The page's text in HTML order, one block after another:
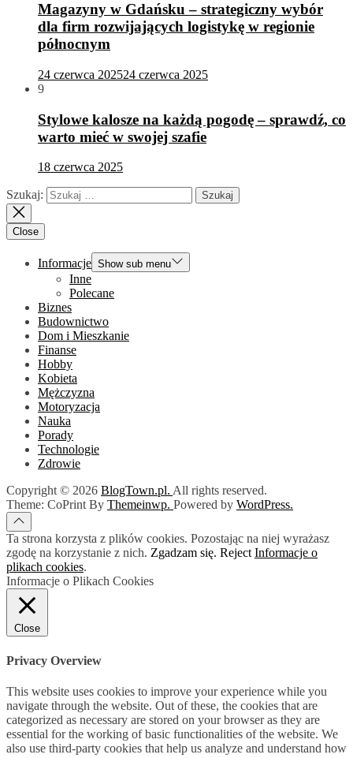
Magazyny w Gdańsku – strategiczny wybór
dla firm rozwijających logistykę w regionie
północnym
24 czerwca 202524 czerwca 2025
9
Stylowe kalosze na każdą pogodę – sprawdź, co
warto mieć w swojej szafie
18 czerwca 2025
Szukaj:
Close
Informacje Show sub menu
Inne
Polecane
Biznes
Budownictwo
Dom i Mieszkanie
Finanse
Hobby
Kobieta
Mężczyzna
Motoryzacja
Nauka
Porady
Technologie
Zdrowie
Copyright © 2026 BlogTown.pl. All rights reserved.
Theme: CoPrint By Themeinwp. Powered by WordPress.
Ta strona korzysta z plików cookies. Pozostając na niej wyrażasz
zgodę na korzystanie z nich. Zgadzam się. Reject Informacje o
plikach cookies.
Informacje o Plikach Cookies
Close
Privacy Overview
This website uses cookies to improve your experience while you
navigate through the website. Out of these, the cookies that are
categorized as necessary are stored on your browser as they are
essential for the working of basic functionalities of the website. We
also use third-party cookies that help us analyze and understand how